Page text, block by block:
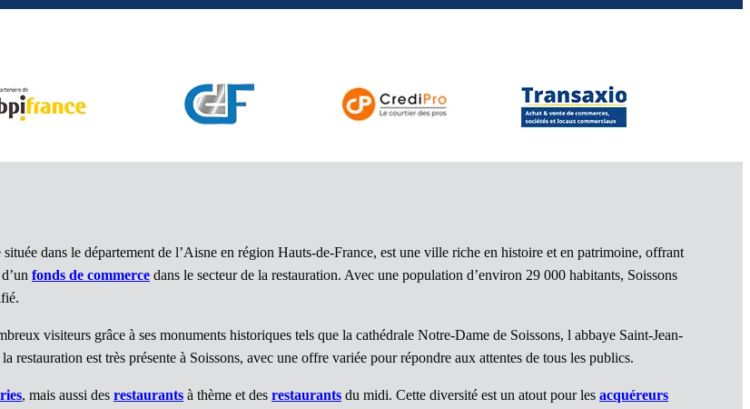
située dans le département de l’Aisne en région Hauts-de-France, est une ville riche en histoire et en patrimoine, offrant
fonds de commerce dans le secteur de la restauration. Avec une population d’environ 29 000 habitants, Soissons
visiteurs grâce à ses monuments historiques tels que la cathédrale Notre-Dame de Soissons, l abbaye Saint-Jean-
restauration est très présente à Soissons, avec une offre variée pour répondre aux attentes de tous les publics.
, mais aussi des restaurants à thème et des restaurants du midi. Cette diversité est un atout pour les acquéreurs